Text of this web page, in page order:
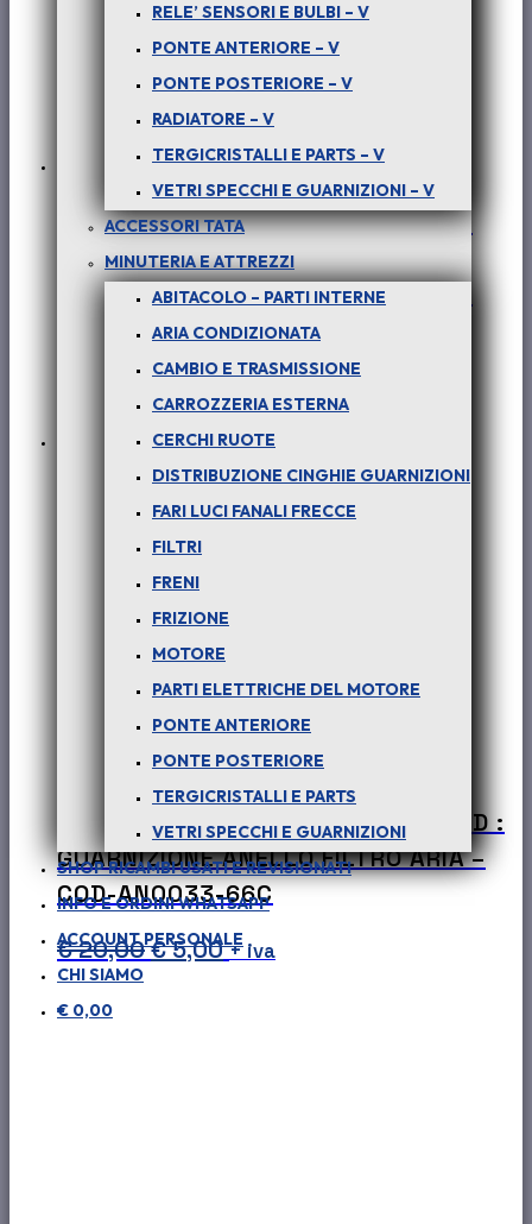
RELE’ SENSORI E BULBI – V
PONTE ANTERIORE – V
PONTE POSTERIORE – V
RADIATORE – V
TERGICRISTALLI E PARTS – V
VETRI SPECCHI E GUARNIZIONI – V
ACCESSORI TATA
MINUTERIA E ATTREZZI
ABITACOLO – PARTI INTERNE
ARIA CONDIZIONATA
CAMBIO E TRASMISSIONE
CARROZZERIA ESTERNA
CERCHI RUOTE
DISTRIBUZIONE CINGHIE GUARNIZIONI
FARI LUCI FANALI FRECCE
FILTRI
FRENI
FRIZIONE
MOTORE
PARTI ELETTRICHE DEL MOTORE
PONTE ANTERIORE
PONTE POSTERIORE
TERGICRISTALLI E PARTS
VETRI SPECCHI E GUARNIZIONI
SHOP RICAMBI USATI E REVISIONATI
INFO E ORDINI WHATSAPP
ACCOUNT PERSONALE
CHI SIAMO
€ 0,00
PER PICK-UP TELCOLINE – (tutte le
versioni) : TERZO STOP PER
RIBALTABILE – COD-Y0093-TRV103
PER SAFARI e PICK-UP TELCO 2.0 TD :
GUARNIZIONE ANELLO FILTRO ARIA –
COD-AN0033-66C
€20,00Il
€5,00Il+ iva